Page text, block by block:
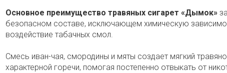
Основное преимущество травяных сигарет «Дымок»
безопасном составе, исключающем химическую
воздействие табачных смол.
Смесь иван-чая, смородины и мяты создает мягкий
характерной горечи, помогая постепенно отвыкать от